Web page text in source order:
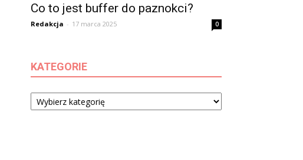
Co to jest buffer do paznokci?
Redakcja - 17 marca 2025 0
KATEGORIE
Kategorie